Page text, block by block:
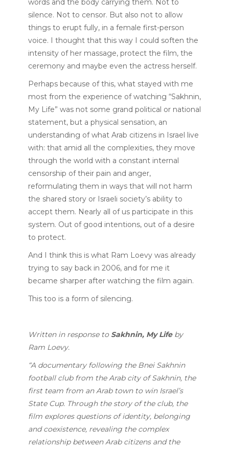
words and the body carrying them. Not to
silence. Not to censor. But also not to allow
things to erupt fully, in a female first-person
voice. I thought that this way I could soften the
intensity of her massage, protect the film, the
ceremony and maybe even the actress herself.
Perhaps because of this, what stayed with me
most from the experience of watching “Sakhnin,
My Life” was not some grand political or national
statement, but a physical sensation, an
understanding of what Arab citizens in Israel live
with: that amid all the complexities, they move
through the world with a constant internal
censorship of their pain and anger,
reformulating them in ways that will not harm
the shared story or Israeli society’s ability to
accept them. Nearly all of us participate in this
system. Out of good intentions, out of a desire
to protect.
And I think this is what Ram Loevy was already
trying to say back in 2006, and for me it
became sharper after watching the film again.
This too is a form of silencing.
Written in response to Sakhnin, My Life by
Ram Loevy.
“A documentary following the Bnei Sakhnin
football club from the Arab city of Sakhnin, the
first team from an Arab town to win Israel’s
State Cup. Through the story of the club, the
film explores questions of identity, belonging
and coexistence, revealing the complex
relationship between Arab citizens and the